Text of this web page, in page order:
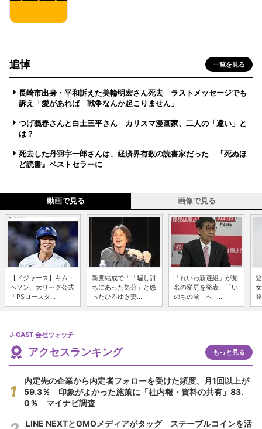
追悼 一覧を見る
長崎市出身・平和訴えた美輪明宏さん死去 ラストメッセージでも
訴え「愛があれば 戦争なんか起こりません」
つげ義春さんと白土三平さん カリスマ漫画家、二人の「違い」と
は？
死去した丹羽宇一郎さんは、経済界有数の読書家だった 『死ぬほ
ど読書』ベストセラーに
動画で見る 画像で見る
【ドジャース】キム・
ヘソン、大リーグ公式
「PSロースタ...
新党結成で「「騙し討
ちにあった気分」と怒
ったひろゆき妻...
「れいわ新選組」が党
名の変更を発表、「い
のちの党」へ ...
J-CAST 会社ウォッチ
アクセスランキング もっと見る
内定先の企業から内定者フォローを受けた頻度、月1回以上が
59.3％ 印象がよかった施策に「社内報・資料の共有」83.
0％ マイナビ調査
LINE NEXTとGMOメディアがタッグ ステーブルコインを活